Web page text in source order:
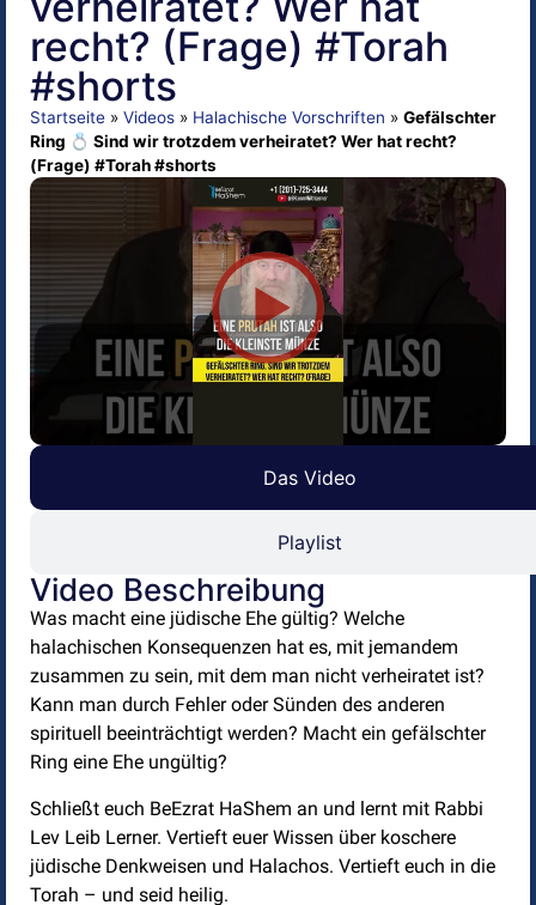
recht? (Frage) #Torah
#shorts
Startseite » Videos » Halachische Vorschriften » Gefälschter
Ring 💍 Sind wir trotzdem verheiratet? Wer hat recht?
(Frage) #Torah #shorts
Das Video
Playlist
Video Beschreibung
Was macht eine jüdische Ehe gültig? Welche
halachischen Konsequenzen hat es, mit jemandem
zusammen zu sein, mit dem man nicht verheiratet ist?
Kann man durch Fehler oder Sünden des anderen
spirituell beeinträchtigt werden? Macht ein gefälschter
Ring eine Ehe ungültig?
Schließt euch BeEzrat HaShem an und lernt mit Rabbi
Lev Leib Lerner. Vertieft euer Wissen über koschere
jüdische Denkweisen und Halachos. Vertieft euch in die
Torah – und seid heilig.